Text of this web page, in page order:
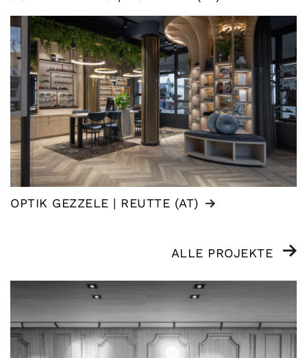
OPTIK GEZZELE | REUTTE (AT)
ALLE PROJEKTE